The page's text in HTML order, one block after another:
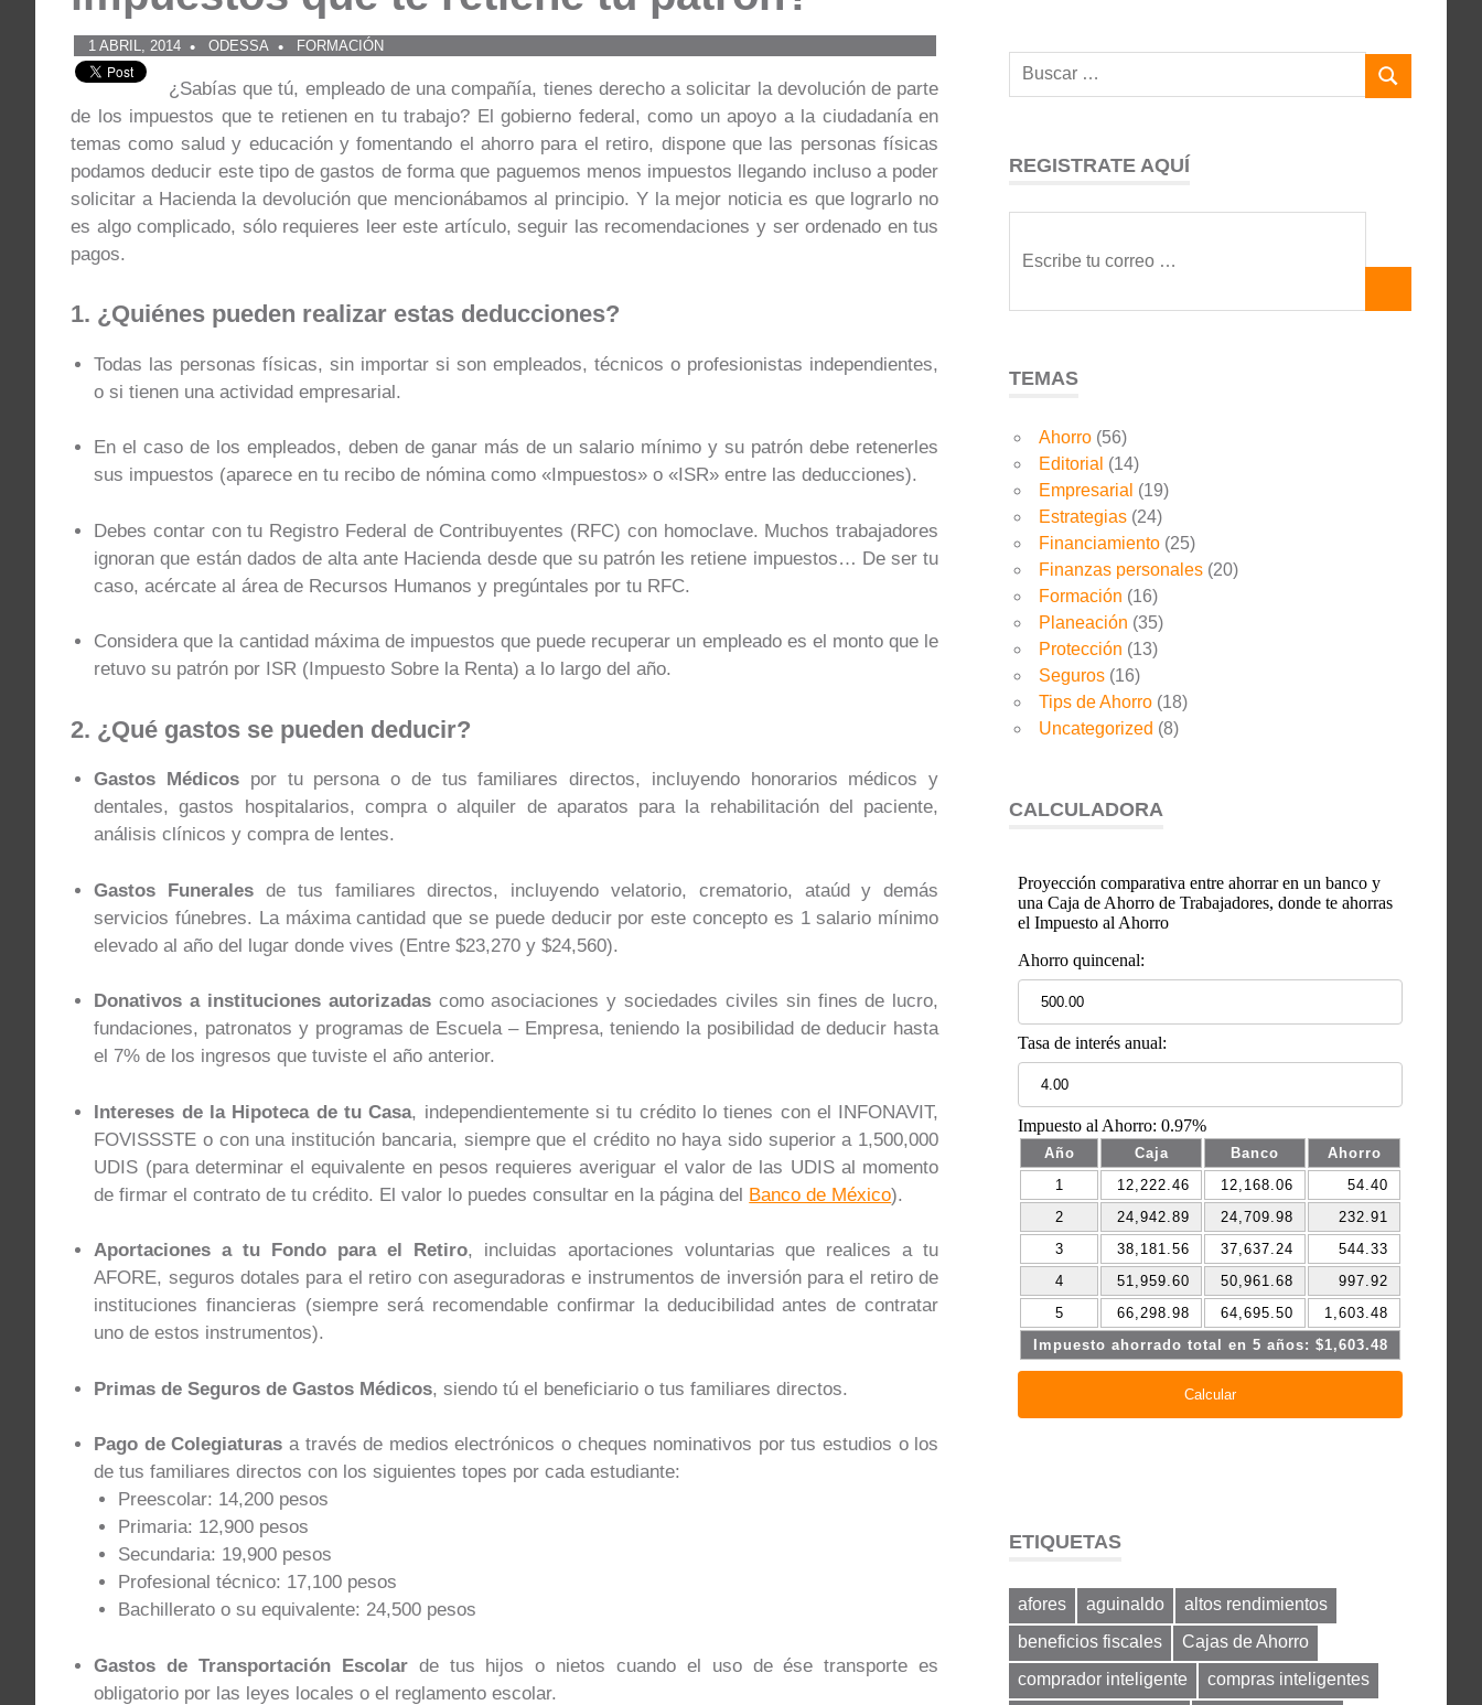
1 ABRIL, 2014 ODESSA FORMACIÓN
¿Sabías que tú, empleado de una compañía, tienes derecho a solicitar la devolución de parte
de los impuestos que te retienen en tu trabajo? El gobierno federal, como un apoyo a la ciudadanía en
temas como salud y educación y fomentando el ahorro para el retiro, dispone que las personas físicas
podamos deducir este tipo de gastos de forma que paguemos menos impuestos llegando incluso a poder
solicitar a Hacienda la devolución que mencionábamos al principio. Y la mejor noticia es que lograrlo no
es algo complicado, sólo requieres leer este artículo, seguir las recomendaciones y ser ordenado en tus
pagos.
1. ¿Quiénes pueden realizar estas deducciones?
Todas las personas físicas, sin importar si son empleados, técnicos o profesionistas independientes,
o si tienen una actividad empresarial.
En el caso de los empleados, deben de ganar más de un salario mínimo y su patrón debe retenerles
sus impuestos (aparece en tu recibo de nómina como «Impuestos» o «ISR» entre las deducciones).
Debes contar con tu Registro Federal de Contribuyentes (RFC) con homoclave. Muchos trabajadores
ignoran que están dados de alta ante Hacienda desde que su patrón les retiene impuestos… De ser tu
caso, acércate al área de Recursos Humanos y pregúntales por tu RFC.
Considera que la cantidad máxima de impuestos que puede recuperar un empleado es el monto que le
retuvo su patrón por ISR (Impuesto Sobre la Renta) a lo largo del año.
2. ¿Qué gastos se pueden deducir?
Gastos Médicos por tu persona o de tus familiares directos, incluyendo honorarios médicos y
dentales, gastos hospitalarios, compra o alquiler de aparatos para la rehabilitación del paciente,
análisis clínicos y compra de lentes.
Gastos Funerales de tus familiares directos, incluyendo velatorio, crematorio, ataúd y demás
servicios fúnebres. La máxima cantidad que se puede deducir por este concepto es 1 salario mínimo
elevado al año del lugar donde vives (Entre $23,270 y $24,560).
Donativos a instituciones autorizadascomo asociaciones y sociedades civiles sin fines de lucro,
fundaciones, patronatos y programas de Escuela – Empresa, teniendo la posibilidad de deducir hasta
el 7% de los ingresos que tuviste el año anterior.
Intereses de la Hipoteca de tu Casa, independientemente si tu crédito lo tienes con el INFONAVIT,
FOVISSSTE o con una institución bancaria, siempre que el crédito no haya sido superior a 1,500,000
UDIS (para determinar el equivalente en pesos requieres averiguar el valor de las UDIS al momento
de firmar el contrato de tu crédito. El valor lo puedes consultar en la página del Banco de México).
Aportaciones a tu Fondo para el Retiro, incluidas aportaciones voluntarias que realices a tu
AFORE, seguros dotales para el retiro con aseguradoras e instrumentos de inversión para el retiro de
instituciones financieras (siempre será recomendable confirmar la deducibilidad antes de contratar
uno de estos instrumentos).
Primas de Seguros de Gastos Médicos, siendo tú el beneficiario o tus familiares directos.
Pago de Colegiaturas a través de medios electrónicos o cheques nominativos por tus estudios o los
de tus familiares directos con los siguientes topes por cada estudiante:
Preescolar: 14,200 pesos
Primaria: 12,900 pesos
Secundaria: 19,900 pesos
Profesional técnico: 17,100 pesos
Bachillerato o su equivalente: 24,500 pesos
Gastos de Transportación Escolarde tus hijos o nietos cuando el uso de ése transporte es
obligatorio por las leyes locales o el reglamento escolar.
REGISTRATE AQUÍ
TEMAS
Ahorro (56)
Editorial (14)
Empresarial (19)
Estrategias (24)
Financiamiento (25)
Finanzas personales (20)
Formación (16)
Planeación (35)
Protección (13)
Seguros (16)
Tips de Ahorro (18)
Uncategorized (8)
CALCULADORA
ETIQUETAS
afores aguinaldo
altos rendimientos
beneficios fiscales
Cajas de Ahorro
comprador inteligente
compras inteligentes